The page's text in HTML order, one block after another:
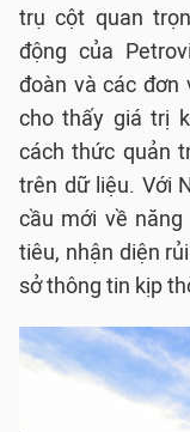
trụ cột quan
động của
đoàn và các đơn
cho thấy giá trị
cách thức quản
trên dữ liệu. Với
cầu mới về
tiêu, nhận diện
sở thông tin kịp